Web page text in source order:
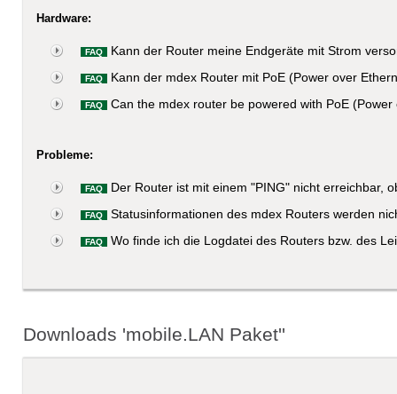
Hardware:
FAQ Kann der Router meine Endgeräte mit Strom
FAQ Kann der mdex Router mit PoE (Power over
FAQ Can the mdex router be powered with PoE
Probleme:
FAQ Der Router ist mit einem "PING" nicht erreichbar,
FAQ Statusinformationen des mdex Routers werden
FAQ Wo finde ich die Logdatei des Routers bzw. des
Downloads 'mobile.LAN Paket''